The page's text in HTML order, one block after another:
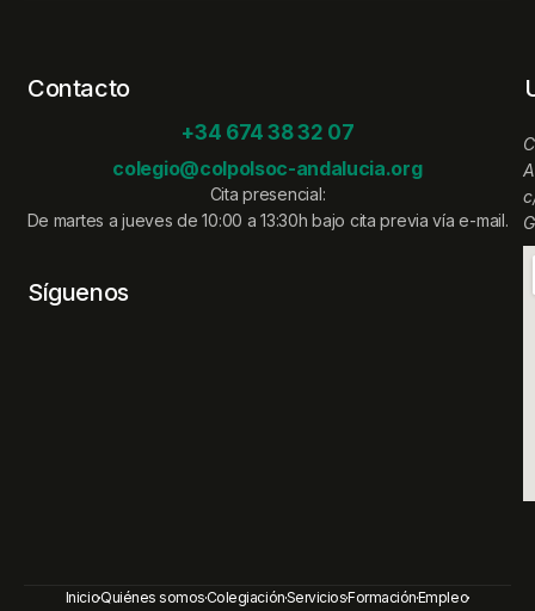
Contacto
+34 674 38 32 07
colegio@colpolsoc-andalucia.org
Cita presencial:
De martes a jueves de 10:00 a 13:30h bajo cita previa vía e-mail.
Síguenos
InicioQuiénes somosColegiaciónServiciosFormaciónEmpleo